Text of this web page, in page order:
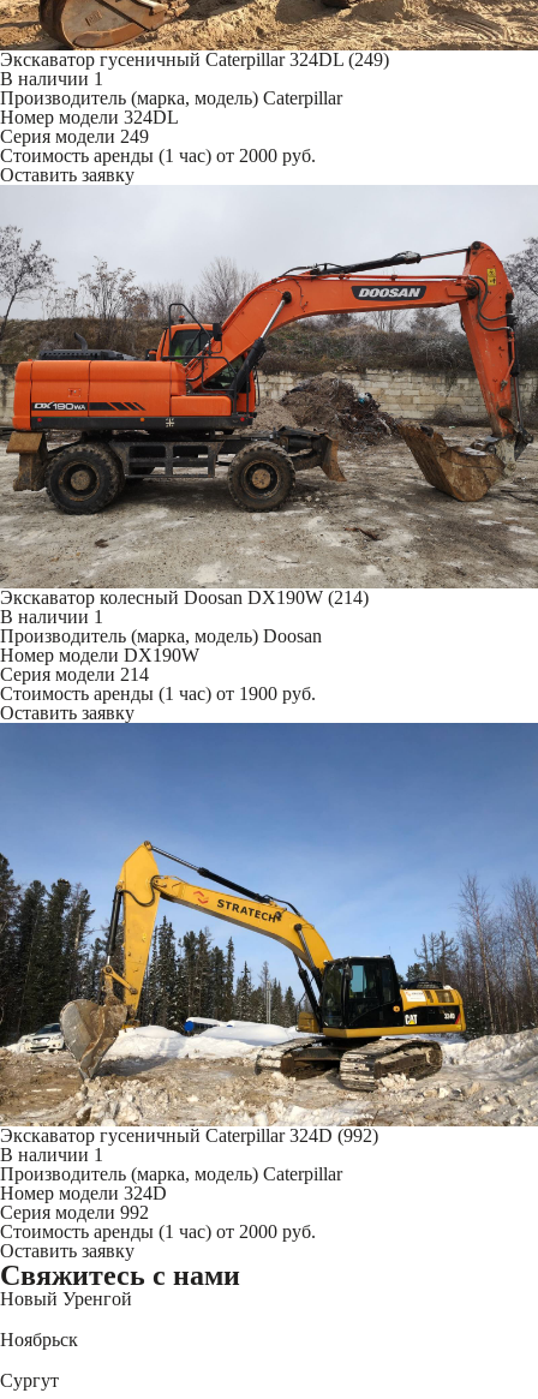
Экскаватор гусеничный Caterpillar 324DL (249)
В наличии 1
Производитель (марка, модель) Caterpillar
Номер модели 324DL
Серия модели 249
Стоимость аренды (1 час) от 2000 руб.
Оставить заявку
Экскаватор колесный Doosan DX190W (214)
В наличии 1
Производитель (марка, модель) Doosan
Номер модели DX190W
Серия модели 214
Стоимость аренды (1 час) от 1900 руб.
Оставить заявку
Экскаватор гусеничный Caterpillar 324D (992)
В наличии 1
Производитель (марка, модель) Caterpillar
Номер модели 324D
Серия модели 992
Стоимость аренды (1 час) от 2000 руб.
Оставить заявку
Свяжитесь с нами
Новый Уренгой
Ноябрьск
Сургут